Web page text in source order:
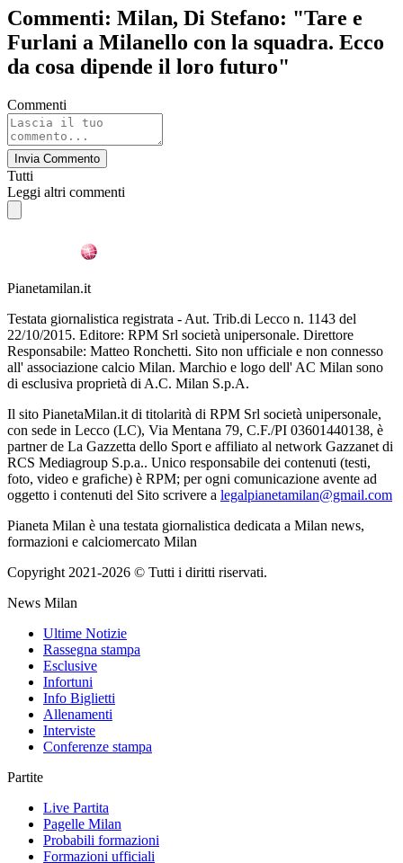
Commenti: Milan, Di Stefano: "Tare e
Furlani a Milanello con la squadra. Ecco
da cosa dipende il loro futuro"
Commenti
Invia Commento
Tutti
Leggi altri commenti
Pianetamilan.it
Testata giornalistica registrata - Aut. Trib.di Lecco n. 1143 del
22/10/2015. Editore: RPM Srl società unipersonale. Direttore
Responsabile: Matteo Ronchetti. Sito non ufficiale e non connesso
all' associazione calcio Milan. Marchio e logo dell' AC Milan sono
di esclusiva proprietà di A.C. Milan S.p.A.
Il sito PianetaMilan.it di titolarità di RPM Srl società unipersonale,
con sede in Lecco (LC), Via Mentana 79, C.F./PI 03601440138, è
partner de La Gazzetta dello Sport e affiliato al network Gazzanet di
RCS Mediagroup S.p.a.. Unico responsabile dei contenuti (testi,
foto, video e grafiche) è RPM; per ogni comunicazione avente ad
oggetto i contenuti del Sito scrivere a legalpianetamilan@gmail.com
Pianeta Milan è una testata giornalistica dedicata a Milan news,
formazioni e calciomercato Milan
Copyright 2021-2026 © Tutti i diritti riservati.
News Milan
Ultime Notizie
Rassegna stampa
Esclusive
Infortuni
Info Biglietti
Allenamenti
Interviste
Conferenze stampa
Partite
Live Partita
Pagelle Milan
Probabili formazioni
Formazioni ufficiali